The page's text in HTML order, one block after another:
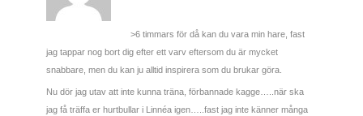
>6 timmars för då kan du vara min hare, fast
jag tappar nog bort dig efter ett varv eftersom du är mycket
snabbare, men du kan ju alltid inspirera som du brukar göra.
Nu dör jag utav att inte kunna träna, förbannade kagge…..när ska
jag få träffa er hurtbullar i Linnéa igen…..fast jag inte känner många